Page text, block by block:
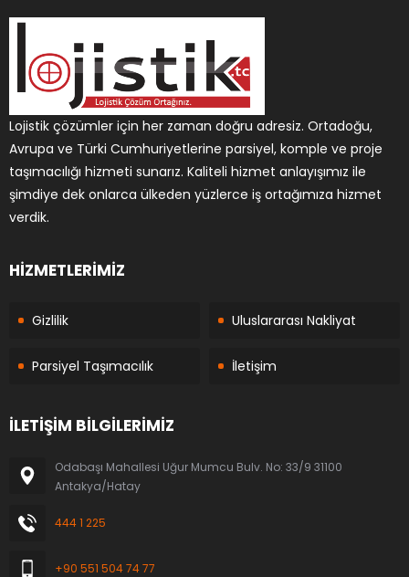
Lojistik çözümler için her zaman doğru adresiz. Ortadoğu,
Avrupa ve Türki Cumhuriyetlerine parsiyel, komple ve proje
taşımacılığı hizmeti sunarız. Kaliteli hizmet anlayışımız ile
şimdiye dek onlarca ülkeden yüzlerce iş ortağımıza hizmet
verdik.
HİZMETLERİMİZ
Gizlilik Uluslararası Nakliyat
Parsiyel Taşımacılık İletişim
İLETİŞİM BİLGİLERİMİZ
Odabaşı Mahallesi Uğur Mumcu Bulv. No: 33/9 31100
Antakya/Hatay
444 1 225
+90 551 504 74 77